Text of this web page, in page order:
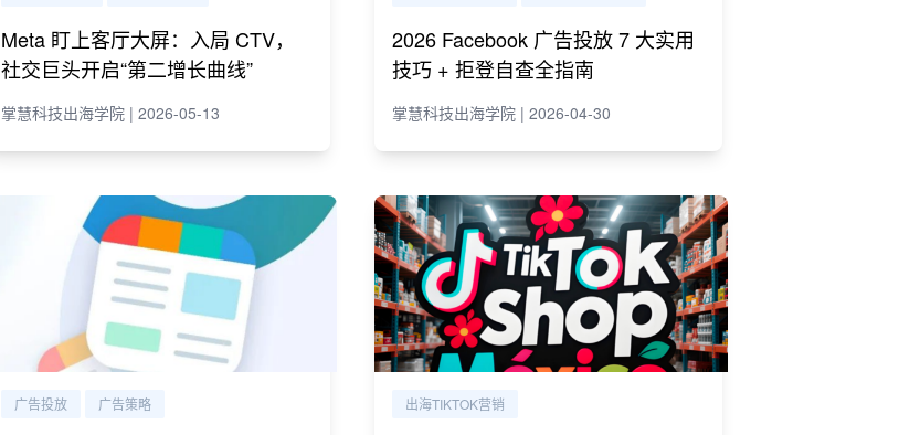
Meta 盯上客厅大屏：入局 CTV，
社交巨头开启“第二增长曲线”
掌慧科技出海学院 | 2026-05-13
2026 Facebook 广告投放 7 大实用
技巧 + 拒登自查全指南
掌慧科技出海学院 | 2026-04-30
广告投放 广告策略 出海TIKTOK营销